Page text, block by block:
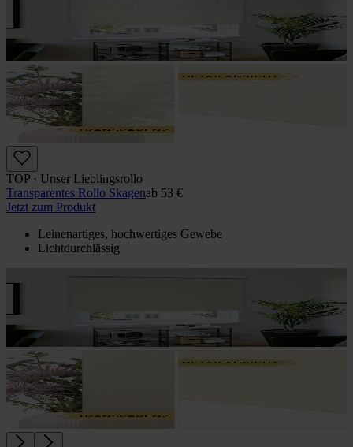
TOP · Unser Lieblingsrollo
Transparentes Rollo Skagenab 53 €
Jetzt zum Produkt
Leinenartiges, hochwertiges Gewebe
Lichtdurchlässig